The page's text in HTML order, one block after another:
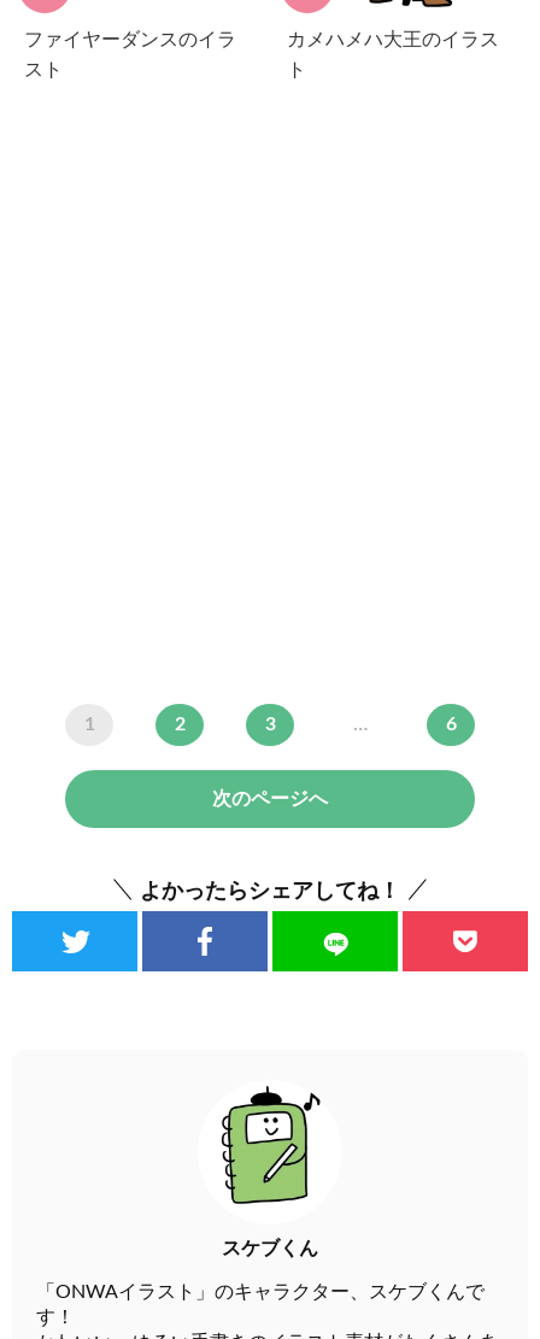
ファイヤーダンスのイラ
スト
カメハメハ大王のイラス
ト
1 2 3 … 6
次のページへ
よかったらシェアしてね！
スケブくん
「ONWAイラスト」のキャラクター、スケブくんで
す！